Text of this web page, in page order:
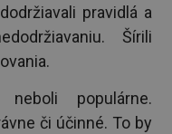
pravidlá a
Šírili
neboli populárne.
či účinné. To by